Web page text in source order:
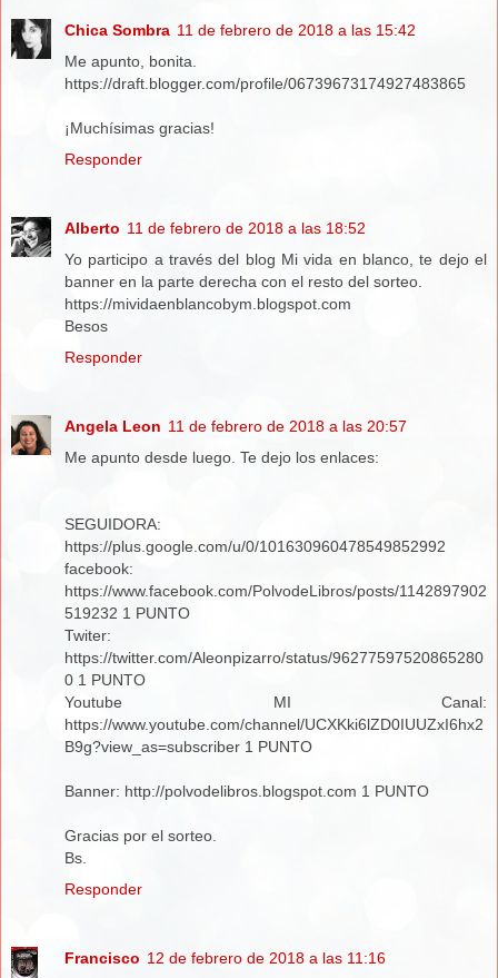
Chica Sombra 11 de febrero de 2018 a las 15:42
Me apunto, bonita.
https://draft.blogger.com/profile/06739673174927483865
¡Muchísimas gracias!
Responder
Alberto 11 de febrero de 2018 a las 18:52
Yo participo a través del blog Mi vida en blanco, te dejo el
banner en la parte derecha con el resto del sorteo.
https://mividaenblancobym.blogspot.com
Besos
Responder
Angela Leon 11 de febrero de 2018 a las 20:57
Me apunto desde luego. Te dejo los enlaces:
SEGUIDORA:
https://plus.google.com/u/0/101630960478549852992
facebook:
https://www.facebook.com/PolvodeLibros/posts/1142897902
519232 1 PUNTO
Twiter:
https://twitter.com/Aleonpizarro/status/96277597520865280
0 1 PUNTO
Youtube MI Canal:
https://www.youtube.com/channel/UCXKki6lZD0IUUZxI6hx2
B9g?view_as=subscriber 1 PUNTO
Banner: http://polvodelibros.blogspot.com 1 PUNTO
Gracias por el sorteo.
Bs.
Responder
Francisco 12 de febrero de 2018 a las 11:16